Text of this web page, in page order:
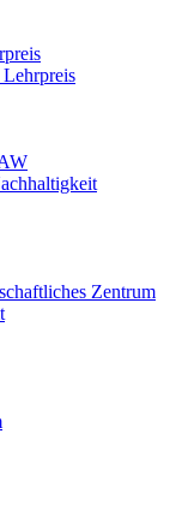
Lehrpreis
Zentrum